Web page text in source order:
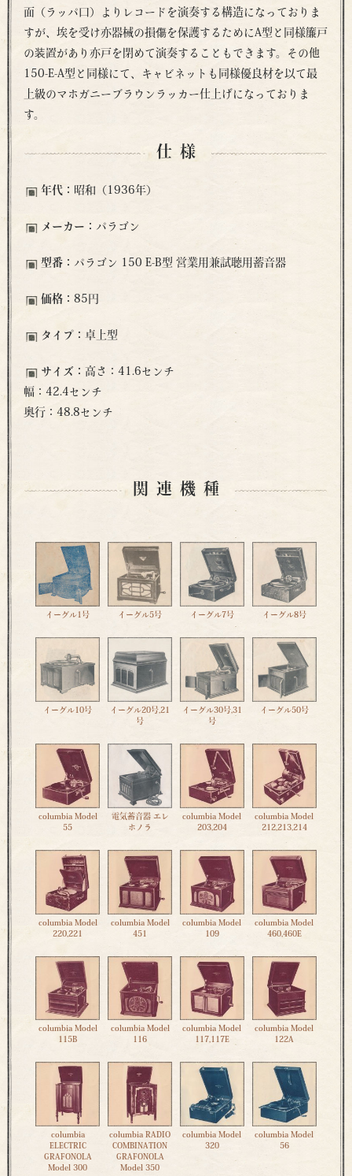
面（ラッパ口）よりレコードを演奏する構造になっておりま
すが、埃を受け亦器械の損傷を保護するためにA型と同様簾戸
の装置があり亦戸を閉めて演奏することもできます。その他
150-E-A型と同様にて、キャビネットも同様優良材を以て最
上級のマホガニーブラウンラッカー仕上げになっておりま
す。
仕様
年代： 昭和（1936年）
メーカー：パラゴン
型番： パラゴン 150 E-B型 営業用兼試聴用蓄音器
価格：85円
タイプ：卓上型
サイズ： 高さ：41.6センチ
幅：42.4センチ
奥行：48.8センチ
関連機種
イーグル1号 イーグル5号 イーグル7号 イーグル8号
イーグル10号
イーグル20号,21
号
イーグル30号,31
号
イーグル50号
columbia Model
55
電気蓄音器 エレ
ホノラ
columbia Model
203,204
columbia Model
212,213,214
columbia Model
220,221
columbia Model
451
columbia Model
109
columbia Model
460,460E
columbia Model
115B
columbia Model
116
columbia Model
117,117E
columbia Model
122A
columbia
ELECTRIC
GRAFONOLA
Model 300
columbia RADIO
COMBINATION
GRAFONOLA
Model 350
columbia Model
320
columbia Model
56